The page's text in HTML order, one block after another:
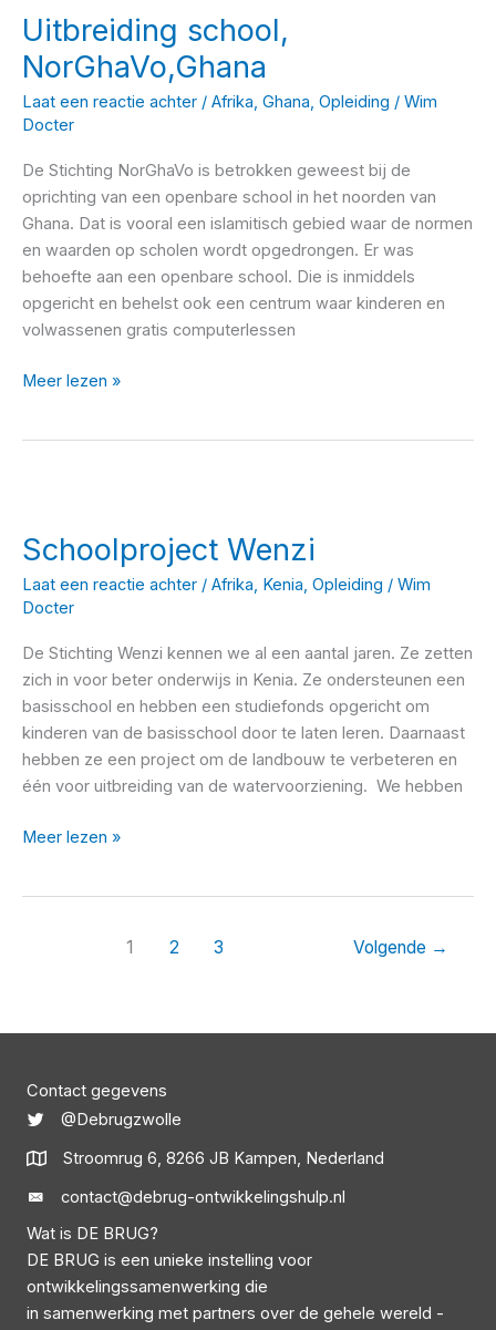
Uitbreiding school,
NorGhaVo,Ghana
Laat een reactie achter / Afrika, Ghana, Opleiding / Wim
Docter
De Stichting NorGhaVo is betrokken geweest bij de
oprichting van een openbare school in het noorden van
Ghana. Dat is vooral een islamitisch gebied waar de normen
en waarden op scholen wordt opgedrongen. Er was
behoefte aan een openbare school. Die is inmiddels
opgericht en behelst ook een centrum waar kinderen en
volwassenen gratis computerlessen
Uitbreiding
Meer lezen »
Schoolproject Wenzi
Laat een reactie achter / Afrika, Kenia, Opleiding / Wim
Docter
De Stichting Wenzi kennen we al een aantal jaren. Ze zetten
zich in voor beter onderwijs in Kenia. Ze ondersteunen een
basisschool en hebben een studiefonds opgericht om
kinderen van de basisschool door te laten leren. Daarnaast
hebben ze een project om de landbouw te verbeteren en
één voor uitbreiding van de watervoorziening. We hebben
Schoolproject
Meer lezen »
1 2 3 Volgende →
Contact gegevens
@Debrugzwolle
Stroomrug 6, 8266 JB Kampen, Nederland
contact@debrug-ontwikkelingshulp.nl
Wat is DE BRUG?
DE BRUG is een unieke instelling voor
ontwikkelingssamenwerking die
in samenwerking met partners over de gehele wereld -